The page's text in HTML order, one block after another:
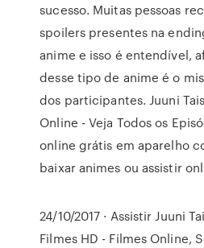
sucesso. Muitas pessoas
spoilers presentes na
anime e isso é entendível,
desse tipo de anime é o
dos participantes. Juuni
Online - Veja Todos os
online grátis em aparelho
baixar animes ou assistir
24/10/2017 · Assistir Juuni
Filmes HD - Filmes Online,